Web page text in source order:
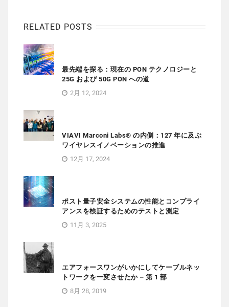
RELATED POSTS
最先端を探る：現在の PON テクノロジーと
25G および 50G PON への道
2月 12, 2024
VIAVI Marconi Labs® の内側：127 年に及ぶ
ワイヤレスイノベーションの推進
12月 17, 2024
ポスト量子安全システムの性能とコンプライ
アンスを検証するためのテストと測定
11月 3, 2025
エアフォースワンがいかにしてケーブルネッ
トワークを一変させたか – 第 1 部
8月 28, 2019